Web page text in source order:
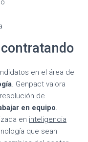
en el área de
. Genpact valora
resolución de
en equipo.
en inteligencia
que sean